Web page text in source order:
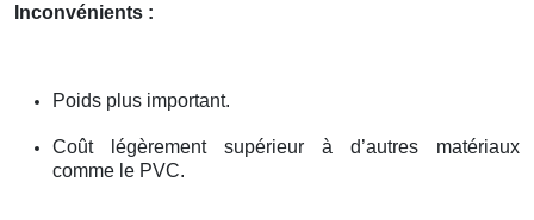
Inconvénients :
Poids plus important.
Coût légèrement supérieur à d’autres matériaux
comme le PVC.